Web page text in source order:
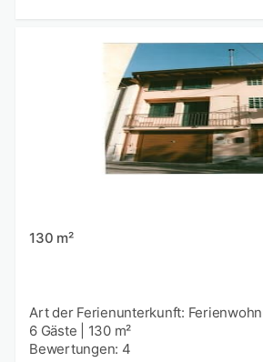
130 m²
Art der Ferienunterkunft:
6 Gäste
130 m²
Bewertungen: 4